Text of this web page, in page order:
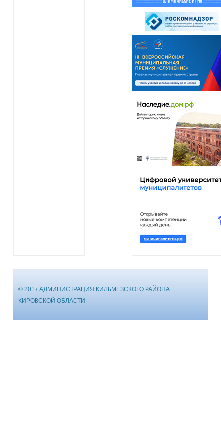
© 2017 АДМИНИСТРАЦИЯ КИЛЬМЕЗСКОГО РАЙОНА
КИРОВСКОЙ ОБЛАСТИ